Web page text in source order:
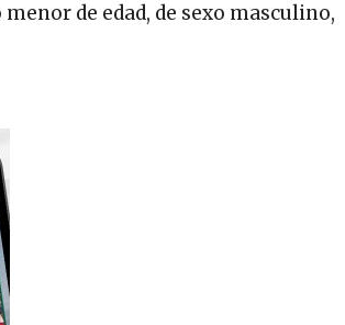
de edad, de sexo masculino,